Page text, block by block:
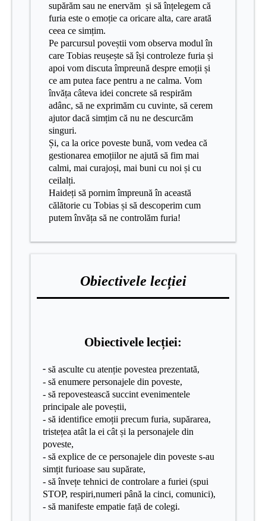
supărăm sau ne enervăm și să înțelegem că
furia este o emoție ca oricare alta, care arată
ceea ce simțim.
Pe parcursul poveștii vom observa modul în
care Tobias reușește să își controleze furia și
apoi vom discuta împreună despre emoții și
ce am putea face pentru a ne calma. Vom
învăța câteva idei concrete să respirăm
adânc, să ne exprimăm cu cuvinte, să cerem
ajutor dacă simțim că nu ne descurcăm
singuri.
Și, ca la orice poveste bună, vom vedea că
gestionarea emoțiilor ne ajută să fim mai
calmi, mai curajoși, mai buni cu noi și cu
ceilalți.
Haideți să pornim împreună în această
călătorie cu Tobias și să descoperim cum
putem învăța să ne controlăm furia!
Obiectivele lecției
Obiectivele lecției:
- să asculte cu atenție povestea prezentată,
- să enumere personajele din poveste,
- să repovestească succint evenimentele
principale ale poveștii,
- să identifice emoții precum furia, supărarea,
tristețea atât la ei cât și la personajele din
poveste,
- să explice de ce personajele din poveste s-au
simțit furioase sau supărate,
- să învețe tehnici de controlare a furiei (spui
STOP, respiri,numeri până la cinci, comunici),
- să manifeste empatie față de colegi.